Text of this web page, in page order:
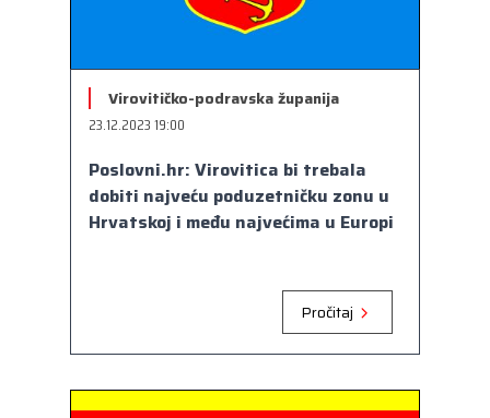
Virovitičko-podravska županija
23.12.2023 19:00
Poslovni.hr: Virovitica bi trebala
dobiti najveću poduzetničku zonu u
Hrvatskoj i među najvećima u Europi
Pročitaj